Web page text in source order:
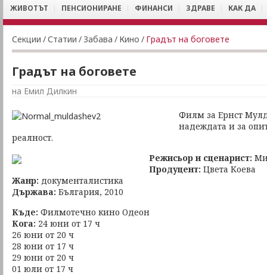
ЖИВОТЪТ ПЕНСИОНИРАНЕ ФИНАНСИ ЗДРАВЕ КАК ДА
Секции /Статии / Забава / Кино / Градът на боговете
Градът на боговете
на Емил Дилкин
Филм за Ернст
надеждата и за
реалност.
Режисьор и сценарист:
Продуцент: Цвета Коева
Жанр: документалистика
Държава: България, 2010
Къде: Филмотечно кино Одеон
Кога: 24 юни от 17 ч
26 юни от 20 ч
28 юни от 17 ч
29 юни от 20 ч
01 юли от 17 ч